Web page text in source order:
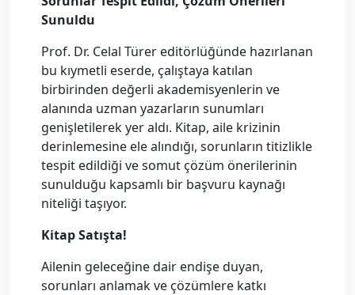
Sunuldu
Prof. Dr. Celal Türer editörlüğünde hazırlanan
bu kıymetli eserde, çalıştaya katılan
birbirinden değerli akademisyenlerin ve
alanında uzman yazarların sunumları
genişletilerek yer aldı. Kitap, aile krizinin
derinlemesine ele alındığı, sorunların titizlikle
tespit edildiği ve somut çözüm önerilerinin
sunulduğu kapsamlı bir başvuru kaynağı
niteliği taşıyor.
Kitap Satışta!
Ailenin geleceğine dair endişe duyan,
sorunları anlamak ve çözümlere katkı